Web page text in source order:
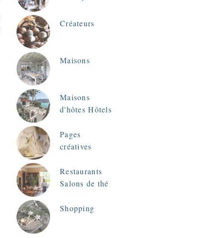
Créateurs
Maisons
Maisons
d'hôtes Hôtels
Pages
créatives
Restaurants
Salons de thé
Shopping